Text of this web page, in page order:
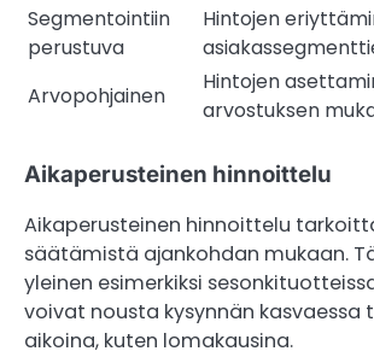
Segmentointiin
perustuva
Hintojen
Arvopohjainen
Hintojen
arvostuksen
Aikaperusteinen hinnoittelu
Aikaperusteinen hinnoittelu
säätämistä ajankohdan mukaan.
yleinen esimerkiksi
voivat nousta kysynnän kasvaessa
aikoina, kuten lomakausina.